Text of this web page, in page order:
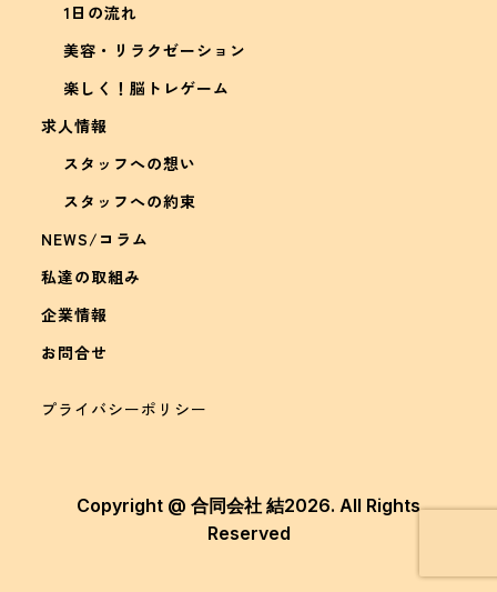
1日の流れ
美容・リラクゼーション
楽しく！脳トレゲーム
求人情報
スタッフへの想い
スタッフへの約束
NEWS/コラム
私達の取組み
企業情報
お問合せ
プライバシーポリシー
Copyright @ 合同会社 結2026. All Rights
Reserved